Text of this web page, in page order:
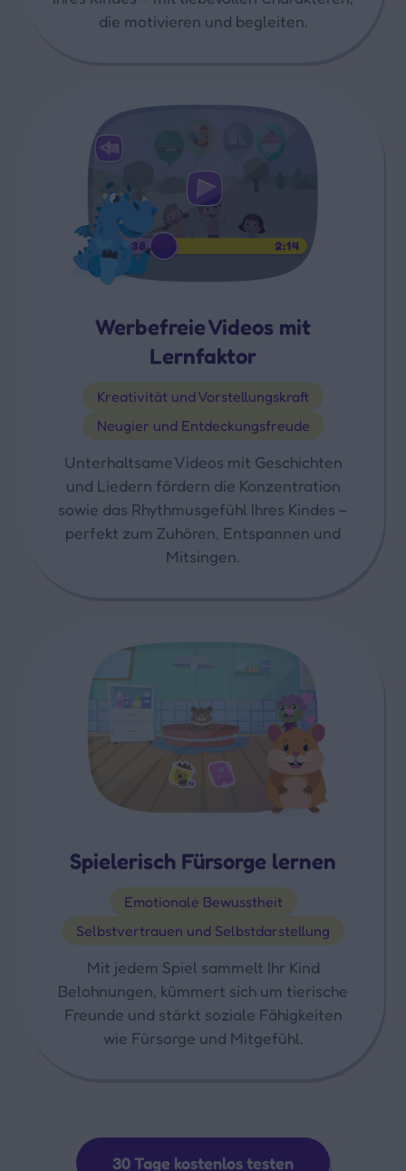
die motivieren und begleiten.
Werbefreie Videos mit
Lernfaktor
Kreativität und Vorstellungskraft
Neugier und Entdeckungsfreude
Unterhaltsame Videos mit Geschichten
und Liedern fördern die Konzentration
sowie das Rhythmusgefühl Ihres Kindes –
perfekt zum Zuhören, Entspannen und
Mitsingen.
Spielerisch Fürsorge lernen
Emotionale Bewusstheit
Selbstvertrauen und Selbstdarstellung
Mit jedem Spiel sammelt Ihr Kind
Belohnungen, kümmert sich um tierische
Freunde und stärkt soziale Fähigkeiten
wie Fürsorge und Mitgefühl.
30 Tage kostenlos testen